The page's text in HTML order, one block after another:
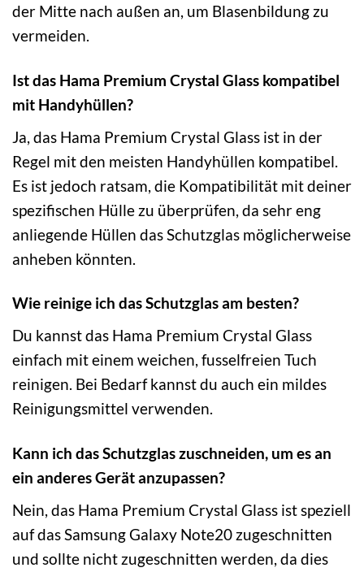
der Mitte nach außen an, um Blasenbildung zu
vermeiden.
Ist das Hama Premium Crystal Glass kompatibel
mit Handyhüllen?
Ja, das Hama Premium Crystal Glass ist in der
Regel mit den meisten Handyhüllen kompatibel.
Es ist jedoch ratsam, die Kompatibilität mit deiner
spezifischen Hülle zu überprüfen, da sehr eng
anliegende Hüllen das Schutzglas möglicherweise
anheben könnten.
Wie reinige ich das Schutzglas am besten?
Du kannst das Hama Premium Crystal Glass
einfach mit einem weichen, fusselfreien Tuch
reinigen. Bei Bedarf kannst du auch ein mildes
Reinigungsmittel verwenden.
Kann ich das Schutzglas zuschneiden, um es an
ein anderes Gerät anzupassen?
Nein, das Hama Premium Crystal Glass ist speziell
auf das Samsung Galaxy Note20 zugeschnitten
und sollte nicht zugeschnitten werden, da dies